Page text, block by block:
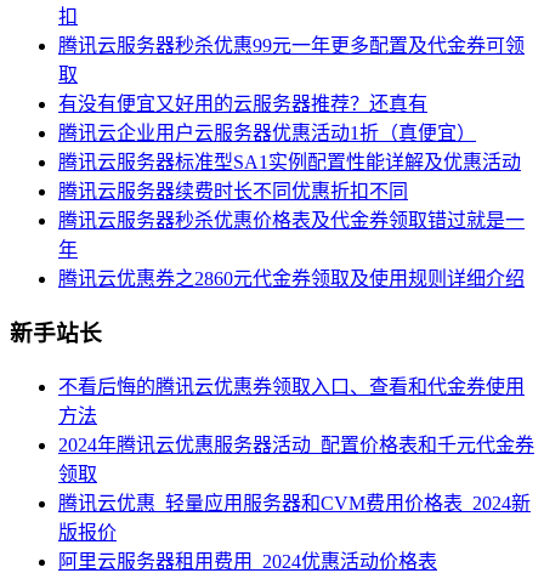
扣
腾讯云服务器秒杀优惠99元一年更多配置及代金券可领
取
有没有便宜又好用的云服务器推荐？还真有
腾讯云企业用户云服务器优惠活动1折（真便宜）
腾讯云服务器标准型SA1实例配置性能详解及优惠活动
腾讯云服务器续费时长不同优惠折扣不同
腾讯云服务器秒杀优惠价格表及代金券领取错过就是一
年
腾讯云优惠券之2860元代金券领取及使用规则详细介绍
新手站长
不看后悔的腾讯云优惠券领取入口、查看和代金券使用
方法
2024年腾讯云优惠服务器活动_配置价格表和千元代金券
领取
腾讯云优惠_轻量应用服务器和CVM费用价格表_2024新
版报价
阿里云服务器租用费用_2024优惠活动价格表